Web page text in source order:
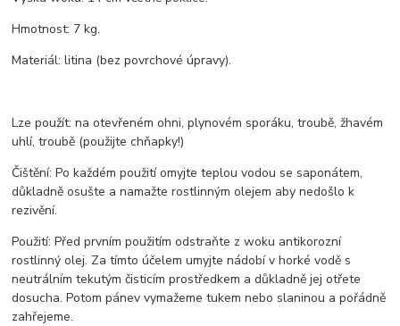
Hmotnost: 7 kg.
Materiál: litina (bez povrchové úpravy).
Lze použít: na otevřeném ohni, plynovém sporáku, troubě, žhavém
uhlí, troubě (použijte chňapky!)
Čištění: Po každém použití omyjte teplou vodou se saponátem,
důkladně osušte a namažte rostlinným olejem aby nedošlo k
rezivění.
Použití: Před prvním použitím odstraňte z woku antikorozní
rostlinný olej. Za tímto účelem umyjte nádobí v horké vodě s
neutrálním tekutým čisticím prostředkem a důkladně jej otřete
dosucha. Potom pánev vymažeme tukem nebo slaninou a pořádně
zahřejeme.